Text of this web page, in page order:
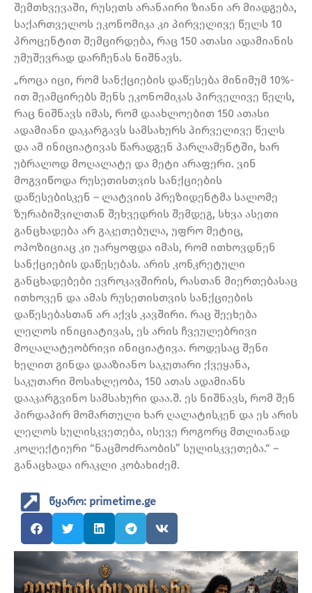
შემთხვევაში, რუსეთს არანაირი ზიანი არ მიადგება,
საქართველოს ეკონომიკა კი პირველივე წელს 10
პროცენტით შემცირდება, რაც 150 ათასი ადამიანის
უმუშევრად დარჩენას ნიშნავს.
„როცა იცი, რომ სანქციების დაწესება მინიმუმ 10%-
ით შეამცირებს შენს ეკონომიკას პირველივე წელს,
რაც ნიშნავს იმას, რომ დაახლოებით 150 ათასი
ადამიანი დაკარგავს სამსახურს პირველივე წელს
და ამ ინიციატივას წარადგენ პარლამენტში, ხარ
უბრალოდ მოღალატე და მეტი არაფერი. ვინ
მოგვიწოდა რუსეთისთვის სანქციების
დაწესებისკენ – ლატვიის პრეზიდენტმა სალომე
ზურაბიშვილთან შეხვედრის შემდეგ, სხვა ასეთი
განცხადება არ გაკეთებულა, უფრო მეტიც,
ოპოზიციაც კი უარყოფდა იმას, რომ ითხოვდნენ
სანქციების დაწესებას. არის კონკრეტული
განცხადებები ევროკავშირის, რასთან მიერთებასაც
ითხოვენ და ამას რუსეთისთვის სანქციების
დაწესებასთან არ აქვს კავშირი. რაც შეეხება
ლელოს ინიციატივას, ეს არის ჩვეულებრივი
მოღალატეობრივი ინიციატივა. როდესაც შენი
ხელით გინდა დააზიანო საკუთარი ქვეყანა,
საკუთარი მოსახლეობა, 150 ათას ადამიანს
დააკარგვინო სამსახური დაა.შ. ეს ნიშნავს, რომ შენ
პირდაპირ მომართული ხარ ღალატისკენ და ეს არის
ლელოს სულისკვეთება, ისევე როგორც მთლიანად
კოლექტიური “ნაცმოძრაობის” სულისკვეთება.“ –
განაცხადა ირაკლი კობახიძემ.
წყარო: primetime.ge